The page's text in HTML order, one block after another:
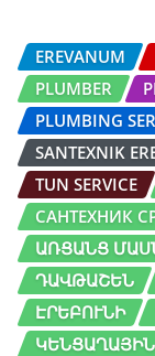
EREVANUM
PLUMBER
PLUMBING
SANTEXNIK
TUN SERVICE
САНТЕХНИК
ԱՌՑԱՆՑ
ԴԱՎԹԱՇԵՆ
ԷՐԵԲՈՒՆԻ